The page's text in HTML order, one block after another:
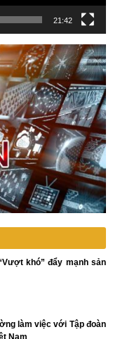
21:42
khó” đẩy mạnh sản
làm việc với Tập đoàn